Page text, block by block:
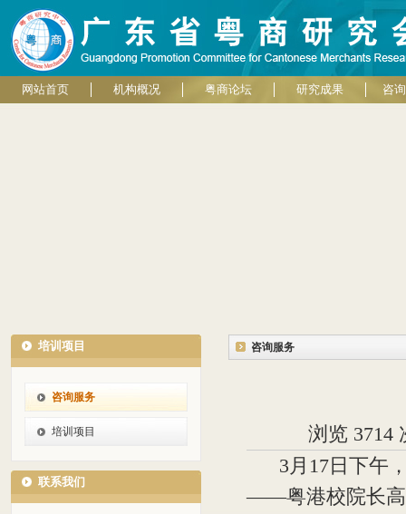
网站首页 机构概况 粤商论坛 研究成果 咨
培训项目
咨询服务
培训项目
联系我们
咨询服务
浏览
3月17日下午，
——粤港校院长高